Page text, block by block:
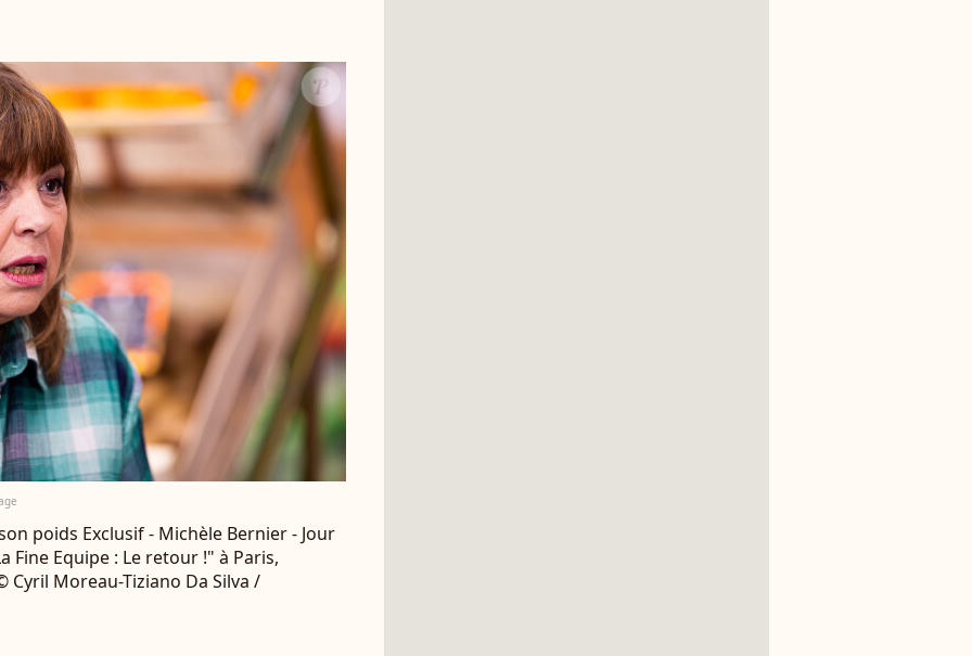
poids Exclusif - Michèle Bernier - Jour
Fine Equipe : Le retour !" à Paris,
Cyril Moreau-Tiziano Da Silva /